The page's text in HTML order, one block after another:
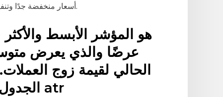
أسعار منخفضة جدًا وتنفيذ للأوامر ذو سرعة فائقة وبدون أي عمولات إضافية.
عرضًا والذي يعرض
الحالي لقيمة زوج
الجدول اليومي الحالي وفرض بيانات atr